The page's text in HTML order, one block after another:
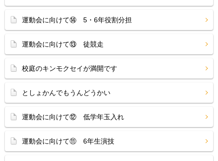
運動会に向けて⑭ 5・6年役割分担
運動会に向けて⑬ 徒競走
校庭のキンモクセイが満開です
としょかんでもうんどうかい
運動会に向けて⑫ 低学年玉入れ
運動会に向けて⑪ 6年生演技